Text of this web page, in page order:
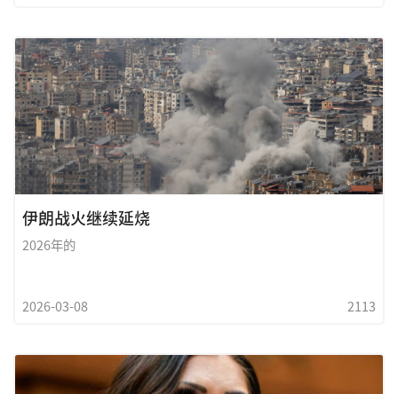
悉。此次讲座特别邀请相关领域的专家与实务人士，深入解析 如
何进入政府採购体系、了解投标流程、以及成功争取政府合约的
关键策略。本次活动旨在协助 中小企业、创业者及社区企业 掌握
政府採购机会，提升企业竞争力，同时促进企业与政府部门之间
的合作交流。诚挚欢迎企业界人士、创业者及有意拓展政府业务
的朋友踊跃参加，共同把握这一重要的商机平台。活动时间：
2026年3月25日（星期三）中午活动地点： 国际贸易中心
（Inter
伊朗战火继续延烧
2026年的
2026-03-08 2113